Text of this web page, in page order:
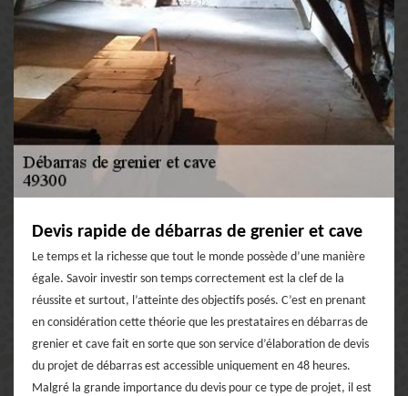
Devis rapide de débarras de grenier et cave
Le temps et la richesse que tout le monde possède d’une manière
égale. Savoir investir son temps correctement est la clef de la
réussite et surtout, l’atteinte des objectifs posés. C’est en prenant
en considération cette théorie que les prestataires en débarras de
grenier et cave fait en sorte que son service d’élaboration de devis
du projet de débarras est accessible uniquement en 48 heures.
Malgré la grande importance du devis pour ce type de projet, il est